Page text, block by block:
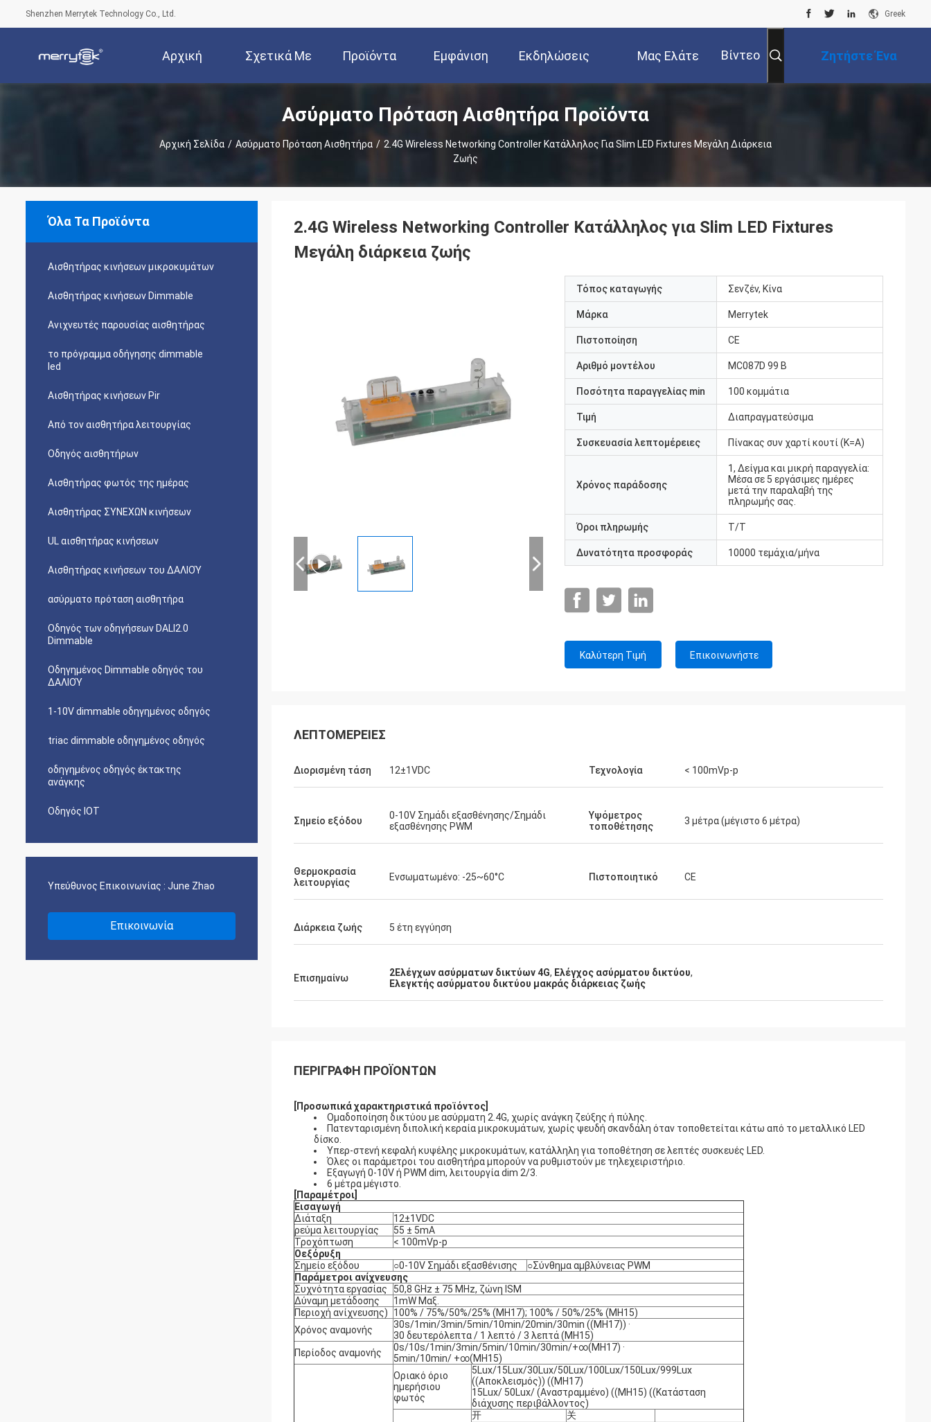
Shenzhen Merrytek Technology Co., Ltd. Greek
Αρχική Σχετικά Με
Εμάς
Προϊόντα Εμφάνιση
VR
Εκδηλώσεις Μας Ελάτε
Σε Επαφή Με
Βίντεο Ζητήστε Ένα
Απόσπασμα
Ασύρματο Πρόταση Αισθητήρα Προϊόντα
Αρχική Σελίδα / Ασύρματο Πρόταση Αισθητήρα / 2.4G Wireless Networking Controller Κατάλληλος Για Slim LED Fixtures Μεγάλη Διάρκεια
Ζωής
Όλα Τα Προϊόντα
Αισθητήρας κινήσεων μικροκυμάτων
Αισθητήρας κινήσεων Dimmable
Ανιχνευτές παρουσίας αισθητήρας
το πρόγραμμα οδήγησης dimmable
led
Αισθητήρας κινήσεων Pir
Από τον αισθητήρα λειτουργίας
Οδηγός αισθητήρων
Αισθητήρας φωτός της ημέρας
Αισθητήρας ΣΥΝΕΧΩΝ κινήσεων
UL αισθητήρας κινήσεων
Αισθητήρας κινήσεων του ΔΑΛΙΟΎ
ασύρματο πρόταση αισθητήρα
Οδηγός των οδηγήσεων DALI2.0
Dimmable
Οδηγημένος Dimmable οδηγός του
ΔΑΛΙΟΎ
1-10V dimmable οδηγημένος οδηγός
triac dimmable οδηγημένος οδηγός
οδηγημένος οδηγός έκτακτης
ανάγκης
Οδηγός IOT
Υπεύθυνος Επικοινωνίας : June Zhao
Επικοινωνία
2.4G Wireless Networking Controller Κατάλληλος για Slim LED Fixtures
Μεγάλη διάρκεια ζωής
Τόπος καταγωγής Σενζέν, Κίνα
Μάρκα Merrytek
Πιστοποίηση CE
Αριθμό μοντέλου MC087D 99 Β
Ποσότητα παραγγελίας min 100 κομμάτια
Τιμή Διαπραγματεύσιμα
Συσκευασία λεπτομέρειες Πίνακας συν χαρτί κουτί (K=A)
Χρόνος παράδοσης
1, Δείγμα και μικρή παραγγελία:
Μέσα σε 5 εργάσιμες ημέρες
μετά την παραλαβή της
πληρωμής σας.
Όροι πληρωμής Τ/Τ
Δυνατότητα προσφοράς 10000 τεμάχια/μήνα
Καλύτερη Τιμή Επικοινωνήστε
ΛΕΠΤΟΜΈΡΕΙΕΣ
Διορισμένη τάση 12±1VDC Τεχνολογία < 100mVp-p
Σημείο εξόδου
0-10V Σημάδι εξασθένησης/Σημάδι
εξασθένησης PWM
Υψόμετρος
τοποθέτησης
3 μέτρα (μέγιστο 6 μέτρα)
Θερμοκρασία
λειτουργίας
Ενσωματωμένο: -25~60°C Πιστοποιητικό CE
Διάρκεια ζωής 5 έτη εγγύηση
Επισημαίνω 2Ελέγχων ασύρματων δικτύων 4G, Ελέγχος ασύρματου δικτύου,
Ελεγκτής ασύρματου δικτύου μακράς διάρκειας ζωής
ΠΕΡΙΓΡΑΦΉ ΠΡΟΪΌΝΤΩΝ
[Προσωπικά χαρακτηριστικά προϊόντος]
Ομαδοποίηση δικτύου με ασύρματη 2.4G, χωρίς ανάγκη ζεύξης ή πύλης.
Πατενταρισμένη διπολική κεραία μικροκυμάτων, χωρίς ψευδή σκανδάλη όταν τοποθετείται κάτω από το μεταλλικό LED
δίσκο.
Υπερ-στενή κεφαλή κυψέλης μικροκυμάτων, κατάλληλη για τοποθέτηση σε λεπτές συσκευές LED.
Όλες οι παράμετροι του αισθητήρα μπορούν να ρυθμιστούν με τηλεχειριστήριο.
Εξαγωγή 0-10V ή PWM dim, λειτουργία dim 2/3.
6 μέτρα μέγιστο.
[Παραμέτροι]
Εισαγωγή
Διάταξη
12±1VDC
ρεύμα λειτουργίας
55 ± 5mA
Τροχόπτωση
< 100mVp-p
Οεξόρυξη
Σημείο εξόδου
○0-10V Σημάδι εξασθένισης
○Σύνθημα αμβλύνειας PWM
Παράμετροι ανίχνευσης
Συχνότητα εργασίας
50,8 GHz ± 75 MHz, ζώνη ISM
Δύναμη μετάδοσης
1mW Μαξ.
Περιοχή ανίχνευσης)
100% / 75%/50%/25% (MH17); 100% / 50%/25% (MH15)
Χρόνος αναμονής
30s/1min/3min/5min/10min/20min/30min ((MH17)) ·
30 δευτερόλεπτα / 1 λεπτό / 3 λεπτά (MH15)
Περίοδος αναμονής
0s/10s/1min/3min/5min/10min/30min/+∞(MH17) ·
5min/10min/ +∞(MH15)
Οριακό όριο
ημερήσιου
φωτός
5Lux/15Lux/30Lux/50Lux/100Lux/150Lux/999Lux
((Αποκλεισμός)) ((MH17)
15Lux/ 50Lux/ (Αναστραμμένο) ((MH15) ((Κατάσταση
διάχυσης περιβάλλοντος)
开
关